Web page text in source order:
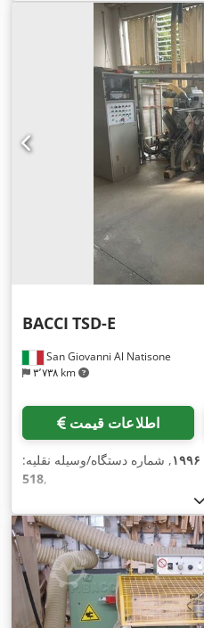
San Giovanni Al Natisone
۳٬۷۳۸ km
BACCI TSD-E
اطلاعات قیمت
۱۹۹۶, شماره دستگاه/وسیله نقلیه:
518,